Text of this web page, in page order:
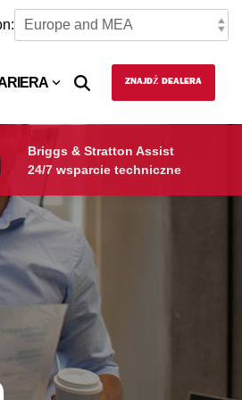
ZNAJDŹ DEALERA
Briggs & Stratton Assist
24/7 wsparcie techniczne